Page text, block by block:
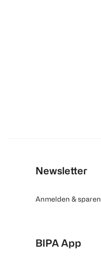
Newsletter
Anmelden & sparen
BIPA App